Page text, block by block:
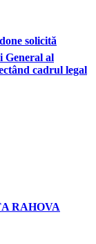
solicită
General al
cadrul legal
RAHOVA